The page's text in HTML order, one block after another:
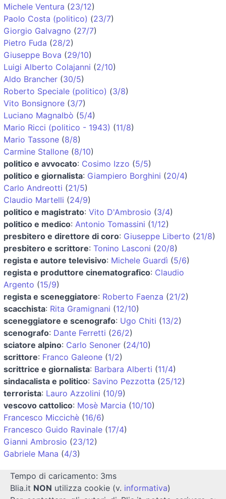
Michele Ventura (23/12)
Paolo Costa (politico) (23/7)
Giorgio Galvagno (27/7)
Pietro Fuda (28/2)
Giuseppe Bova (29/10)
Luigi Alberto Colajanni (2/10)
Aldo Brancher (30/5)
Roberto Speciale (politico) (3/8)
Vito Bonsignore (3/7)
Luciano Magnalbò (5/4)
Mario Ricci (politico - 1943) (11/8)
Mario Tassone (8/8)
Carmine Stallone (8/10)
politico e avvocato: Cosimo Izzo (5/5)
politico e giornalista: Giampiero Borghini (20/4)
Carlo Andreotti (21/5)
Claudio Martelli (24/9)
politico e magistrato: Vito D'Ambrosio (3/4)
politico e medico: Antonio Tomassini (1/12)
presbitero e direttore di coro: Giuseppe Liberto (21/8)
presbitero e scrittore: Tonino Lasconi (20/8)
regista e autore televisivo: Michele Guardì (5/6)
regista e produttore cinematografico: Claudio
Argento (15/9)
regista e sceneggiatore: Roberto Faenza (21/2)
scacchista: Rita Gramignani (12/10)
sceneggiatore e scenografo: Ugo Chiti (13/2)
scenografo: Dante Ferretti (26/2)
sciatore alpino: Carlo Senoner (24/10)
scrittore: Franco Galeone (1/2)
scrittrice e giornalista: Barbara Alberti (11/4)
sindacalista e politico: Savino Pezzotta (25/12)
terrorista: Lauro Azzolini (10/9)
vescovo cattolico: Mosè Marcia (10/10)
Francesco Miccichè (16/6)
Francesco Guido Ravinale (17/4)
Gianni Ambrosio (23/12)
Gabriele Mana (4/3)
Tempo di caricamento: 3ms
Blia.it NON utilizza cookie (v. informativa)